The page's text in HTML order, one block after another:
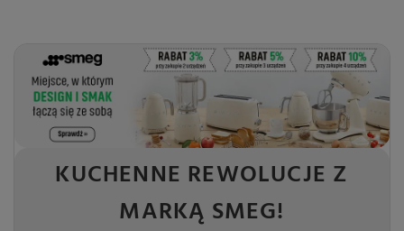
KUCHENNE REWOLUCJE Z
MARKĄ SMEG!